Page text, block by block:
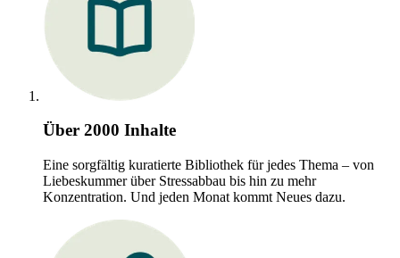
Über 2000 Inhalte
Eine sorgfältig kuratierte Bibliothek für jedes Thema – von
Liebeskummer über Stressabbau bis hin zu mehr
Konzentration. Und jeden Monat kommt Neues dazu.